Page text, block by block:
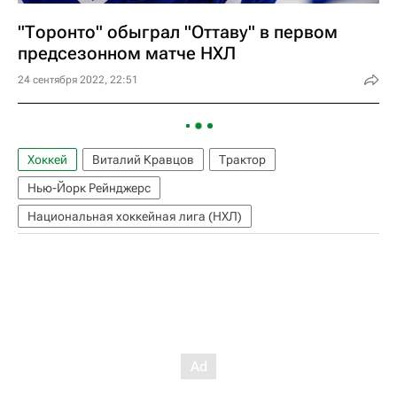
"Торонто" обыграл "Оттаву" в первом
предсезонном матче НХЛ
24 сентября 2022, 22:51
Хоккей Виталий Кравцов
Трактор
Нью-Йорк Рейнджерс
Национальная хоккейная лига (НХЛ)